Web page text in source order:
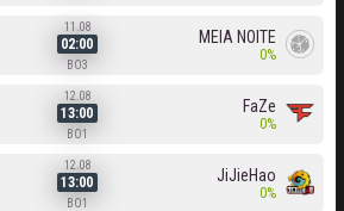
11.08
02:00
BO3
MEIA NOITE
0%
12.08
13:00
BO1
FaZe
0%
12.08
13:00
BO1
JiJieHao
0%